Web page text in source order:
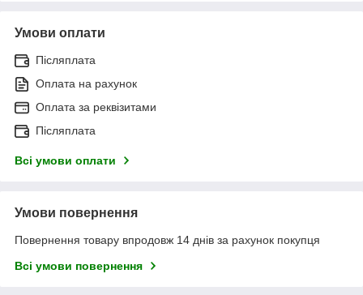
Умови оплати
Післяплата
Оплата на рахунок
Оплата за реквізитами
Післяплата
Всі умови оплати
Умови повернення
Повернення товару впродовж 14 днів за рахунок покупця
Всі умови повернення